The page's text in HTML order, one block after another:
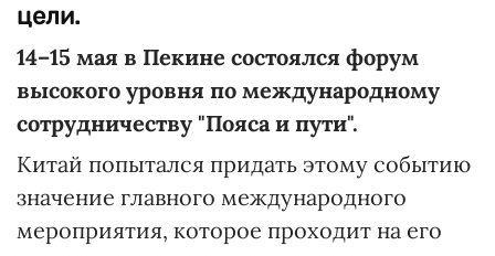
цели.
14–15 мая в Пекине состоялся форум
высокого уровня по международному
сотрудничеству "Пояса и пути".
Китай попытался придать этому событию
значение главного международного
мероприятия, которое проходит на его